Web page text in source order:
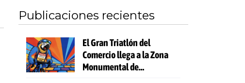
Publicaciones recientes
El Gran Triatlón del
Comercio llega a la Zona
Monumental de